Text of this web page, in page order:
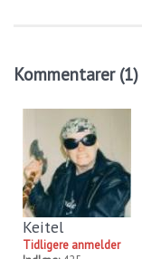
Kommentarer (1)
Keitel
Tidligere anmelder